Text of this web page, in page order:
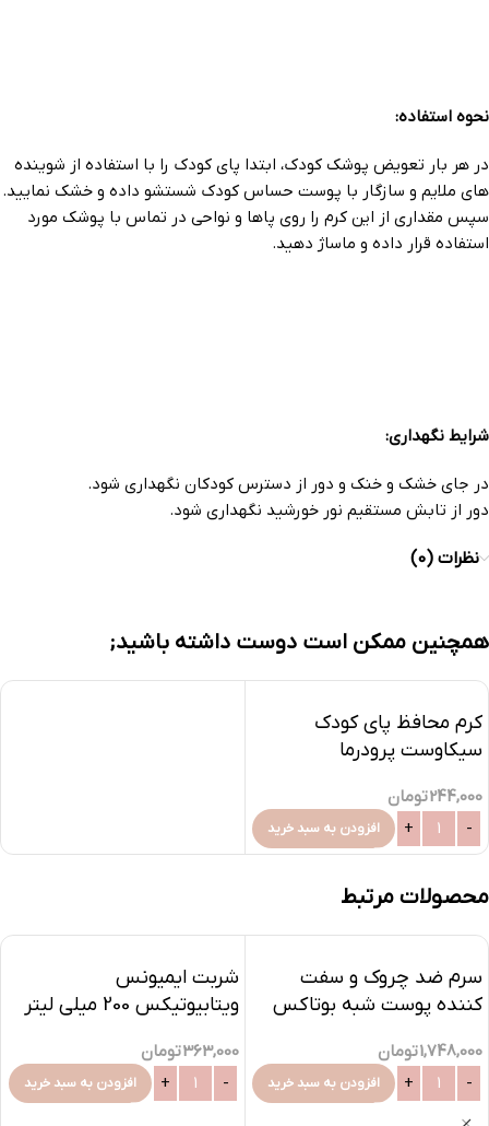
نحوه استفاده:
در هر بار تعویض پوشک کودک، ابتدا پای کودک را با استفاده از شوینده
های ملایم و سازگار با پوست حساس کودک شستشو داده و خشک نمایید.
سپس مقداری از این کرم را روی پاها و نواحی در تماس با پوشک مورد
استفاده قرار داده و ماساژ دهید.
شرایط نگهداری:
در جای خشک و خنک و دور از دسترس کودکان نگهداری شود.
دور از تابش مستقیم نور خورشید نگهداری شود.
نظرات (0)
همچنین ممکن است دوست داشته باشید;
کرم محافظ پای کودک
سیکاوست پرودرما
244,000تومان
افزودن به سبد خرید
محصولات مرتبط
سرم ضد چروک و سفت
کننده پوست شبه بوتاکس
1,748,000تومان
افزودن به سبد خرید
شربت ایمیونس
ویتابیوتیکس 200 میلی لیتر
363,000تومان
افزودن به سبد خرید